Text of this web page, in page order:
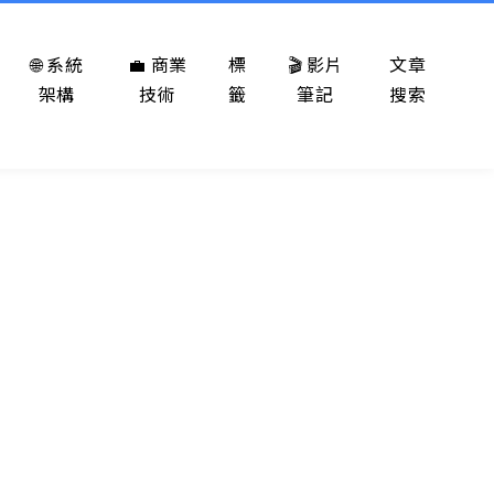
🌐 系統
架構
💼 商業
技術
標
籤
🎬 影片
筆記
文章
搜索